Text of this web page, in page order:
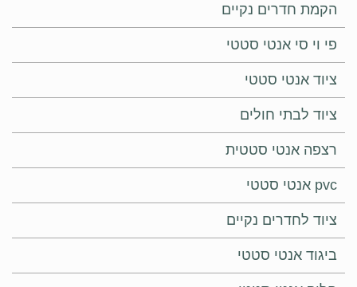
הקמת חדרים נקיים
פי וי סי אנטי סטטי
ציוד אנטי סטטי
ציוד לבתי חולים
רצפה אנטי סטטית
pvc אנטי סטטי
ציוד לחדרים נקיים
ביגוד אנטי סטטי